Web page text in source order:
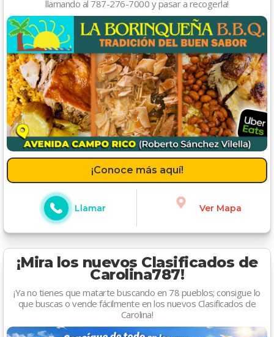
llamando al 787-276-7000 y pasar a recogerla!
¡Conoce más aquí!
Llamar Ver Mapa
¡Mira los nuevos Clasificados de
Carolina787!
¡Ya no tienes que matarte buscando en 78 pueblos; consigue lo
que buscas o vende fácilmente en los nuevos Clasificados de
Carolina!